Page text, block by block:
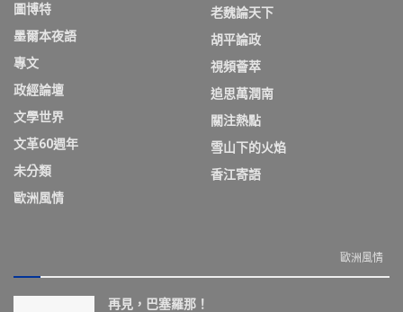
圖博特
墨爾本夜語
專文
政經論壇
文學世界
文革60週年
未分類
歐洲風情
老魏論天下
胡平論政
視頻薈萃
追思萬潤南
關注熱點
雪山下的火焰
香江寄語
歐洲風情
再見，巴塞羅那！